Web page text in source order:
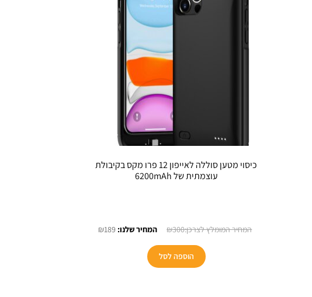
כיסוי מטען סוללה לאייפון 12 פרו מקס בקיבולת
עוצמתית של 6200mAh
₪300
המחיר
היה:
₪300.
₪189
הוספה לסל